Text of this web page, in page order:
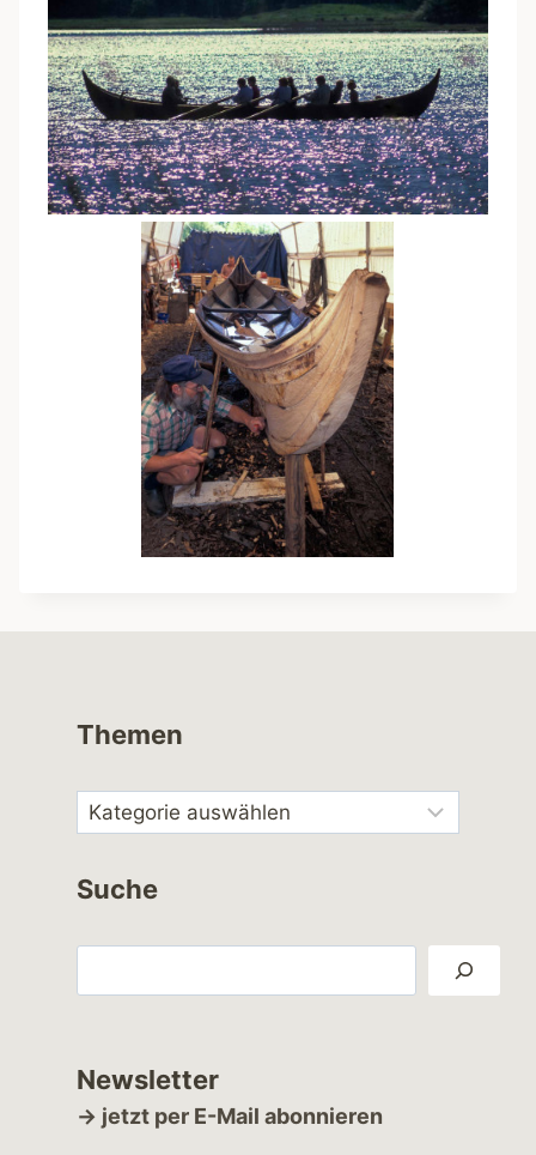
Themen
Suche
Newsletter
→ jetzt per E-Mail abonnieren